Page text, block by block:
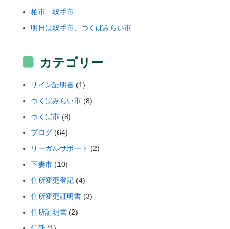
柏市、取手市
明日は取手市、つくばみらい市
カテゴリー
サイン証明書 (1)
つくばみらい市 (8)
つくば市 (8)
ブログ (64)
リーガルサポート (2)
下妻市 (10)
住所変更登記 (4)
住所変更証明書 (3)
住所証明書 (2)